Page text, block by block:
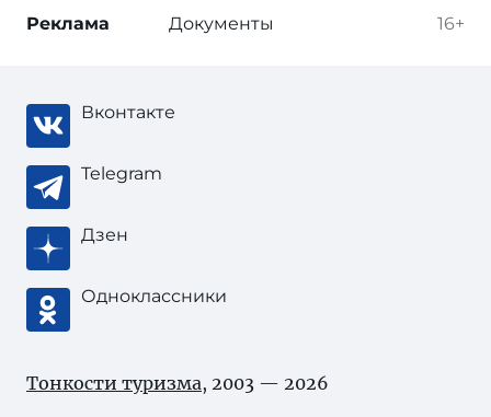
16+
Реклама Документы
Вконтакте
Telegram
Дзен
Одноклассники
Тонкости туризма, 2003 — 2026